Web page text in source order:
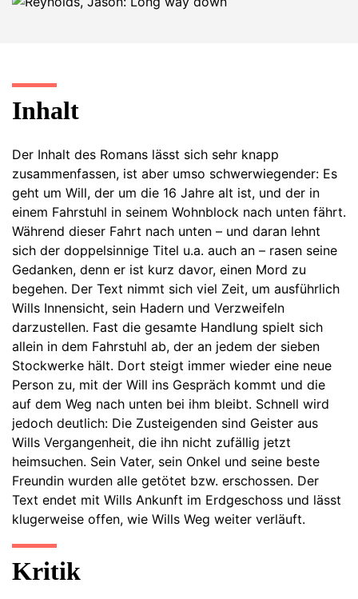
Inhalt
Der Inhalt des Romans lässt sich sehr knapp
zusammenfassen, ist aber umso schwerwiegender: Es
geht um Will, der um die 16 Jahre alt ist, und der in
einem Fahrstuhl in seinem Wohnblock nach unten fährt.
Während dieser Fahrt nach unten – und daran lehnt
sich der doppelsinnige Titel u.a. auch an – rasen seine
Gedanken, denn er ist kurz davor, einen Mord zu
begehen. Der Text nimmt sich viel Zeit, um ausführlich
Wills Innensicht, sein Hadern und Verzweifeln
darzustellen. Fast die gesamte Handlung spielt sich
allein in dem Fahrstuhl ab, der an jedem der sieben
Stockwerke hält. Dort steigt immer wieder eine neue
Person zu, mit der Will ins Gespräch kommt und die
auf dem Weg nach unten bei ihm bleibt. Schnell wird
jedoch deutlich: Die Zusteigenden sind Geister aus
Wills Vergangenheit, die ihn nicht zufällig jetzt
heimsuchen. Sein Vater, sein Onkel und seine beste
Freundin wurden alle getötet bzw. erschossen. Der
Text endet mit Wills Ankunft im Erdgeschoss und lässt
klugerweise offen, wie Wills Weg weiter verläuft.
Kritik